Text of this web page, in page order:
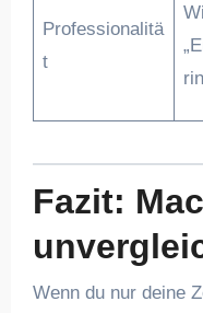
Professionalitä
t
Fazit:
Wenn du nur deine